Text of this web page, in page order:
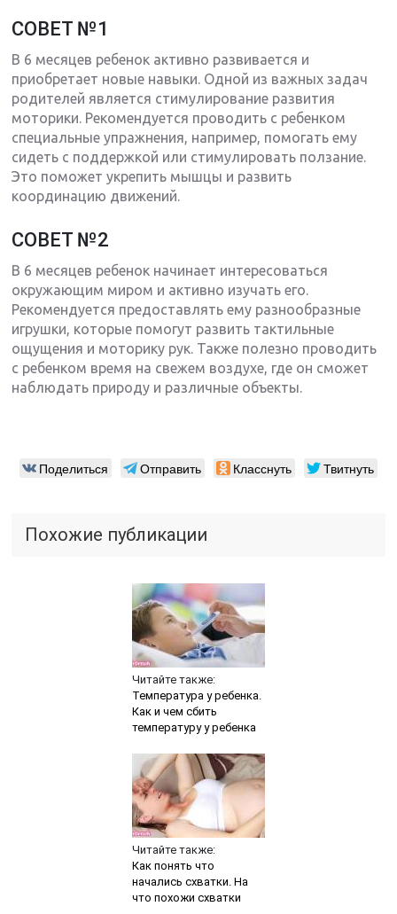
СОВЕТ №1
В 6 месяцев ребенок активно развивается и
приобретает новые навыки. Одной из важных задач
родителей является стимулирование развития
моторики. Рекомендуется проводить с ребенком
специальные упражнения, например, помогать ему
сидеть с поддержкой или стимулировать ползание.
Это поможет укрепить мышцы и развить
координацию движений.
СОВЕТ №2
В 6 месяцев ребенок начинает интересоваться
окружающим миром и активно изучать его.
Рекомендуется предоставлять ему разнообразные
игрушки, которые помогут развить тактильные
ощущения и моторику рук. Также полезно проводить
с ребенком время на свежем воздухе, где он сможет
наблюдать природу и различные объекты.
Поделиться Отправить Класснуть Твитнуть
Похожие публикации
Читайте также:
Температура у ребенка.
Как и чем сбить
температуру у ребенка
Читайте также:
Как понять что
начались схватки. На
что похожи схватки